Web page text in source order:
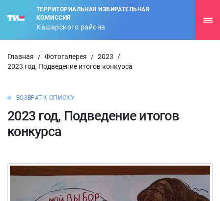
ТЕРРИТОРИАЛЬНАЯ ИЗБИРАТЕЛЬНАЯ
КОМИССИЯ
Кашарского района
Главная / Фотогалерея / 2023
/
2023 год, Подведение итогов конкурса
ВОЗВРАТ К СПИСКУ
2023 год, Подведение итогов
конкурса